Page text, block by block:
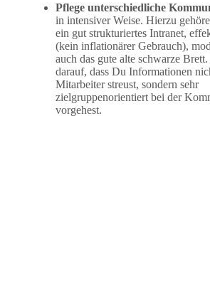
Pflege unterschiedliche
in intensiver Weise. Hierzu
ein gut strukturiertes Intranet,
(kein inflationärer Gebrauch),
auch das gute alte schwarze
darauf, dass Du Informationen
Mitarbeiter streust, sondern sehr
zielgruppenorientiert bei der
vorgehest.